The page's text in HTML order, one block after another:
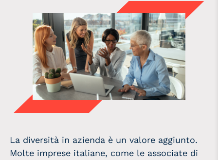
La diversità in azienda è un valore aggiunto.
Molte imprese italiane, come le associate di